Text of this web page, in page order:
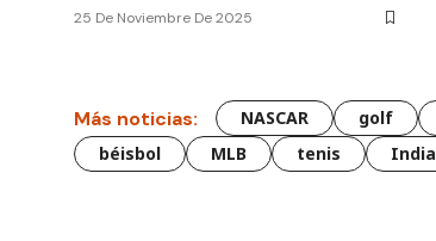
25 De Noviembre De 2025
Más noticias: NASCAR golf
béisbol
MLB tenis India